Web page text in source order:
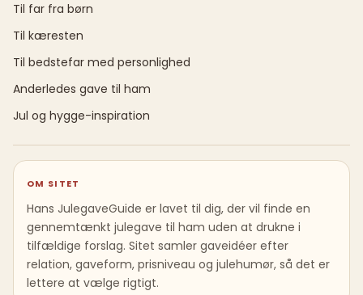
Til far fra børn
Til kæresten
Til bedstefar med personlighed
Anderledes gave til ham
Jul og hygge-inspiration
OM SITET
Hans JulegaveGuide er lavet til dig, der vil finde en
gennemtænkt julegave til ham uden at drukne i
tilfældige forslag. Sitet samler gaveidéer efter
relation, gaveform, prisniveau og julehumør, så det er
lettere at vælge rigtigt.